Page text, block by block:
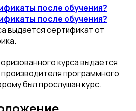
после обучения?
после обучения?
выдается сертификат от
курса выдается
программного
был прослушан курс.